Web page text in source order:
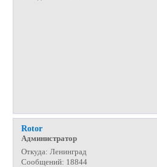
Rotor
Администратор
Откуда: Ленинград
Сообщений: 18844